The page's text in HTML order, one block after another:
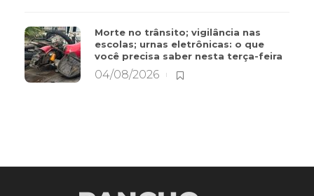
Morte no trânsito; vigilância nas
escolas; urnas eletrônicas: o que
você precisa saber nesta terça-feira
04/08/2026